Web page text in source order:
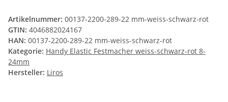
Artikelnummer: 00137-2200-289-22 mm-weiss-schwarz-rot
GTIN: 4046882024167
HAN: 00137-2200-289-22 mm-weiss-schwarz-rot
Kategorie: Handy Elastic Festmacher weiss-schwarz-rot 8-
24mm
Hersteller: Liros